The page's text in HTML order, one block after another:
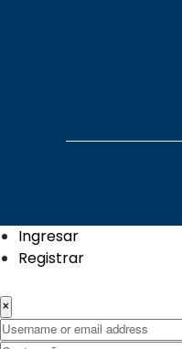
Ingresar
Registrar
×
U